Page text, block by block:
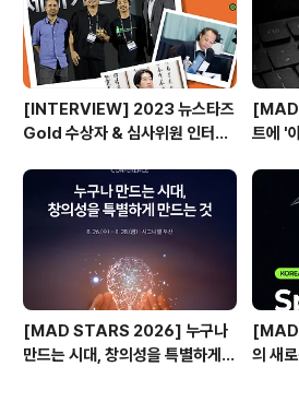
[INTERVIEW] 2023 뉴스타즈
Gold 수상자 & 심사위원 인터뷰
트에 '
[MAD STARS 2026] 누구나
만드는 시대, 창의성을 특별하게
의 새